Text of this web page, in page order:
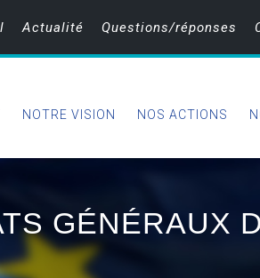
Actualité Questions/réponses
NOTRE VISION NOS ACTIONS
GÉNÉRAUX